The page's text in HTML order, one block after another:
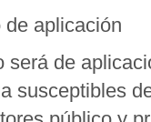
aplicación
será de
susceptibles